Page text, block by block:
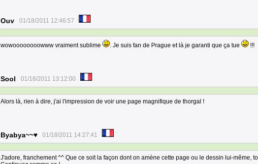
Ouv 01/18/2011 12:46:57
wowoooooooowww vraiment sublime . Je suis fan de Prague et là je garanti que ça tue !!!
Sool 01/18/2011 13:12:00
Alors là, rien à dire, j'ai l'impression de voir une page magnifique de thorgal !
Byabya~~♥ 01/18/2011 14:27:41
J'adore, franchement ^^ Que ce soit la façon dont on amène cette page ou le dessin lui-même,